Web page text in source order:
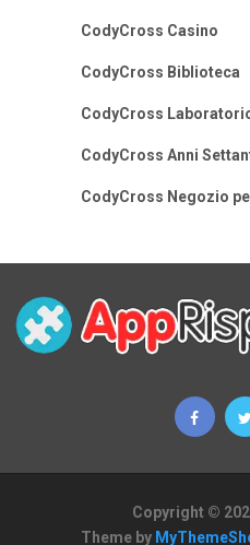
CodyCross Casino
CodyCross Biblioteca
CodyCross
CodyCross Anni
CodyCross Negozio
Copyright ©
Theme by